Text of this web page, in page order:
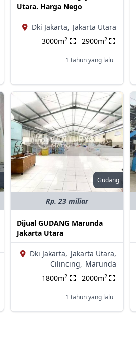
Utara. Harga Nego
Dki Jakarta, Jakarta Utara
3000m2 2900m2
1 tahun yang lalu
Gudang
Rp. 23 miliar
Dijual GUDANG Marunda
Jakarta Utara
Dki Jakarta, Jakarta Utara,
Cilincing, Marunda
1800m2 2000m2
1 tahun yang lalu